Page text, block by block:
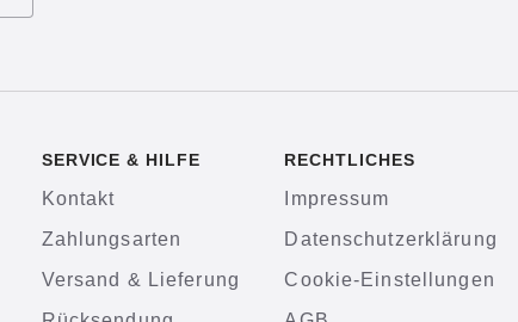
SERVICE & HILFE
Kontakt
Zahlungsarten
Versand & Lieferung
RECHTLICHES
Impressum
Datenschutzerklärung
Cookie-Einstellungen